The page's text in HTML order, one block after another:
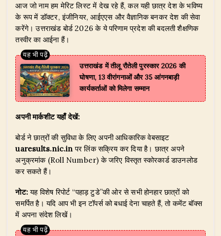
​आज जो नाम हम मेरिट लिस्ट में देख रहे हैं, कल यही छात्र देश के भविष्य
के रूप में डॉक्टर, इंजीनियर, आईएएस और वैज्ञानिक बनकर देश की सेवा
करेंगे। उत्तराखंड बोर्ड 2026 के ये परिणाम प्रदेश की बदलती शैक्षणिक
तस्वीर का आईना हैं।
उत्तराखंड में तीलू रौतेली पुरस्कार 2026 की
घोषणा, 13 वीरांगनाओं और 35 आंगनबाड़ी
कार्यकर्ताओं को मिलेगा सम्मान
अपनी मार्कशीट यहाँ देखें:
बोर्ड ने छात्रों की सुविधा के लिए अपनी आधिकारिक वेबसाइट
uaresults.nic.inपर लिंक सक्रिय कर दिया है। छात्र अपने
अनुक्रमांक (Roll Number) के जरिए विस्तृत स्कोरकार्ड डाउनलोड
कर सकते हैं।
नोट:यह विशेष रिपोर्ट “पहाड़ टुडे”की ओर से सभी होनहार छात्रों को
समर्पित है। यदि आप भी इन टॉपर्स को बधाई देना चाहते हैं, तो कमेंट बॉक्स
में अपना संदेश लिखें।